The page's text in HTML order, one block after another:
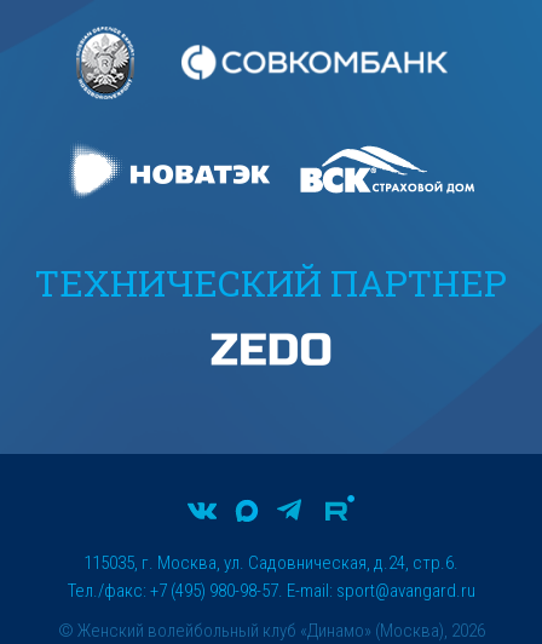
ТЕХНИЧЕСКИЙ ПАРТНЕР
© Женский волейбольный клуб «Динамо» (Москва), 2026
115035, г. Москва, ул. Садовническая, д.24, стр.6.
Тел./факс: +7 (495) 980-98-57. E-mail: sport@avangard.ru